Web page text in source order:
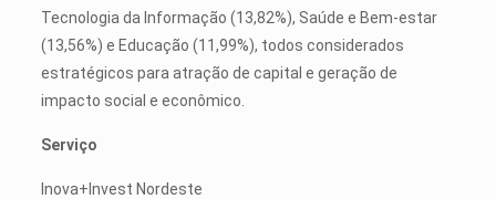
Tecnologia da Informação (13,82%), Saúde e Bem-estar
(13,56%) e Educação (11,99%), todos considerados
estratégicos para atração de capital e geração de
impacto social e econômico.
Serviço
Inova+Invest Nordeste